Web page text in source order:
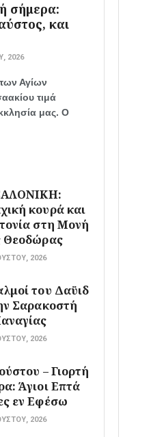
σήμερα:
και
2026
Αγίων
τιμά
μας. Ο
κουρά και
στη Μονή
Θεοδώρας
2026
του Δαϋιδ
Σαρακοστή
2026
– Γιορτή
Άγιοι Επτά
εν Εφέσω
2026